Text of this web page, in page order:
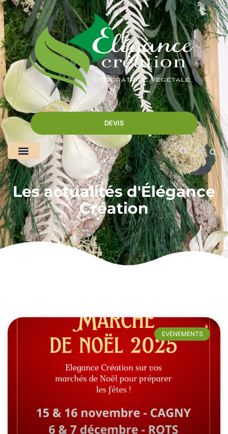
DEVIS
Les actualités d'Élégance
Création
EVÈNEMENTS